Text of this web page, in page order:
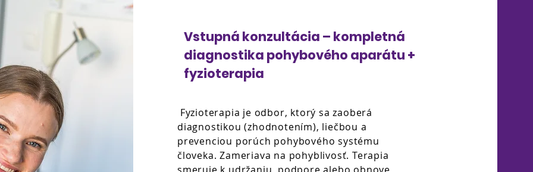
Vstupná konzultácia – kompletná
diagnostika pohybového aparátu +
fyzioterapia
Fyzioterapia je odbor, ktorý sa zaoberá
diagnostikou (zhodnotením), liečbou a
prevenciou porúch pohybového systému
človeka. Zameriava na pohyblivosť. Terapia